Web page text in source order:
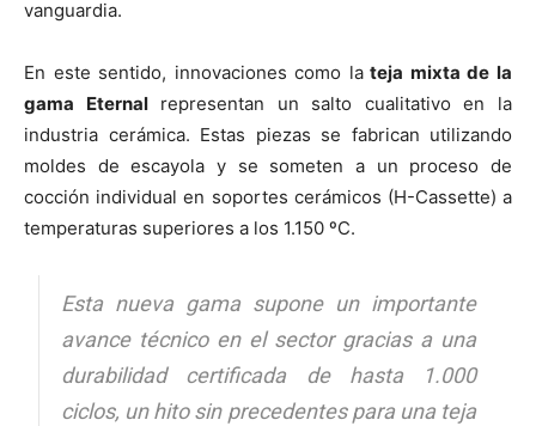
vanguardia.
En este sentido, innovaciones como lateja mixta de la
gama Eternalrepresentan un salto cualitativo en la
industria cerámica. Estas piezas se fabrican utilizando
moldes de escayola y se someten a un proceso de
cocción individual en soportes cerámicos (H-Cassette) a
temperaturas superiores a los 1.150 ºC.
Esta nueva gama supone un importante
avance técnico en el sector gracias a una
durabilidad certificada de hasta 1.000
ciclos, un hito sin precedentes para una teja